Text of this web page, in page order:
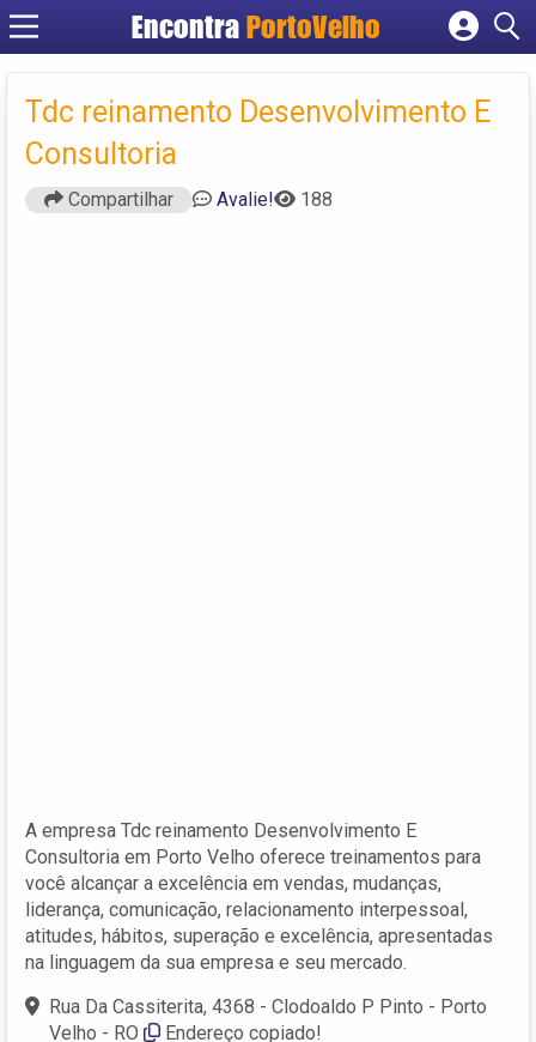
EncontraPortoVelho
Cadastrar empresa
Criar conta
Tdc reinamento Desenvolvimento E
Consultoria
Compartilhar Avalie! 188
A empresa Tdc reinamento Desenvolvimento E
Consultoria em Porto Velho oferece treinamentos para
você alcançar a excelência em vendas, mudanças,
liderança, comunicação, relacionamento interpessoal,
atitudes, hábitos, superação e excelência, apresentadas
na linguagem da sua empresa e seu mercado.
Rua Da Cassiterita, 4368 - Clodoaldo P Pinto - Porto
Velho - RO
Endereço copiado!